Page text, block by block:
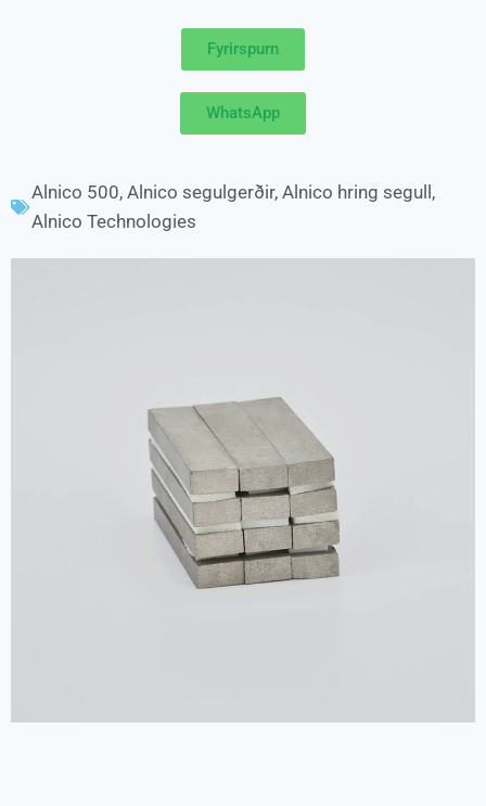
Fyrirspurn
WhatsApp
Alnico 500, Alnico segulgerðir, Alnico hring segull,
Alnico Technologies